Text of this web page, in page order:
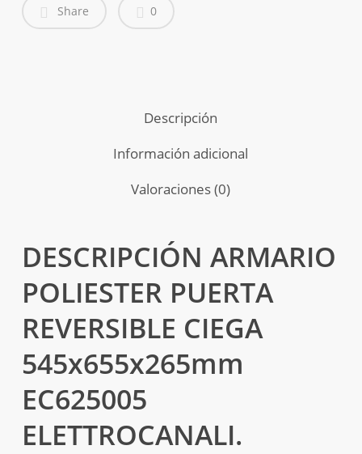
Share 0
Descripción
Información adicional
Valoraciones (0)
DESCRIPCIÓN ARMARIO
POLIESTER PUERTA
REVERSIBLE CIEGA
545x655x265mm
EC625005
ELETTROCANALI.